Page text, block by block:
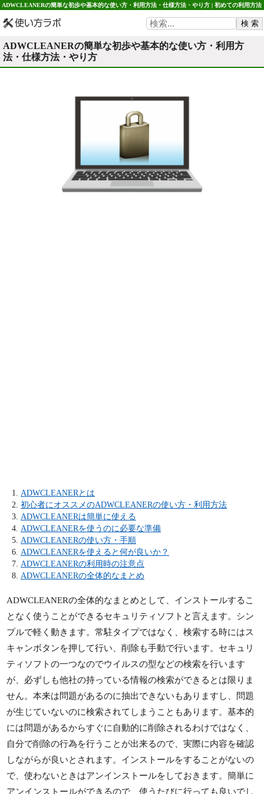
ADWCLEANERの簡単な初歩や基本的な使い方・利用方法・仕様方法・やり方 | 初めての利用方法
ADWCLEANERの簡単な初歩や基本的な使い方・利用方
法・仕様方法・やり方
ADWCLEANERとは
初心者にオススメのADWCLEANERの使い方・利用方法
ADWCLEANERは簡単に使える
ADWCLEANERを使うのに必要な準備
ADWCLEANERの使い方・手順
ADWCLEANERを使えると何が良いか？
ADWCLEANERの利用時の注意点
ADWCLEANERの全体的なまとめ
ADWCLEANERの全体的なまとめとして、インストールするこ
となく使うことができるセキュリティソフトと言えます。シン
プルで軽く動きます。常駐タイプではなく、検索する時にはス
キャンボタンを押して行い、削除も手動で行います。セキュリ
ティソフトの一つなのでウイルスの型などの検索を行います
が、必ずしも他社の持っている情報の検索ができるとは限りま
せん。本来は問題があるのに抽出できないもありますし、問題
が生じていないのに検索されてしまうこともあります。基本的
には問題があるからすぐに自動的に削除されるわけではなく、
自分で削除の行為を行うことが出来るので、実際に内容を確認
しながらが良いとされます。インストールをすることがないの
で、使わないときはアンインストールをしておきます。簡単に
アンインストールができるので、使うたびに行っても良いでし